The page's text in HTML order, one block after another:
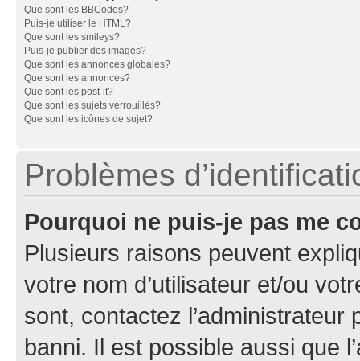
Que sont les BBCodes?
Puis-je utiliser le HTML?
Que sont les smileys?
Puis-je publier des images?
Que sont les annonces globales?
Que sont les annonces?
Que sont les post-it?
Que sont les sujets verrouillés?
Que sont les icônes de sujet?
Problèmes
Pourquoi ne puis-je pas me
Plusieurs raisons peuvent
votre nom d’utilisateur et/ou
sont, contactez l’administrateur
banni. Il est possible aussi que